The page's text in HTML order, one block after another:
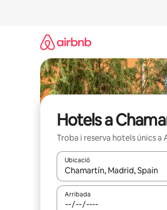
Hotels a
Troba i reserva hotels únics a
Ubicació
Quan els resultats estiguin
Arribada